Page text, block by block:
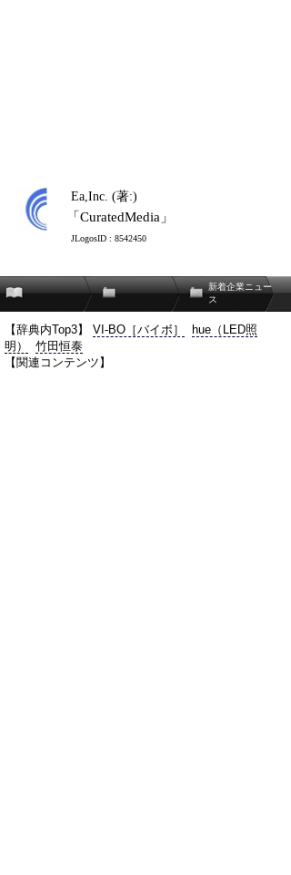
Ea,Inc. (著:)
「CuratedMedia」
JLogosID : 8542450
新着企業ニュー
ス
【辞典内Top3】 VI-BO［バイボ］
hue（LED照
明）
竹田恒泰
【関連コンテンツ】